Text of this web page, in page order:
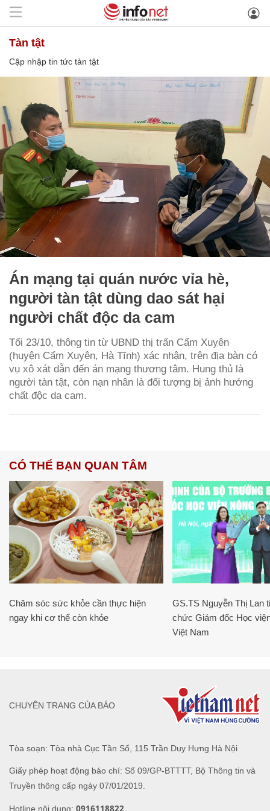
tàn tật
Cập nhập tin tức tàn tật
Án mạng tại quán nước vỉa hè,
người tàn tật dùng dao sát hại
người chất độc da cam
Tối 23/10, thông tin từ UBND thị trấn Cẩm Xuyên
(huyện Cẩm Xuyên, Hà Tĩnh) xác nhận, trên địa bàn có
vụ xô xát dẫn đến án mạng thương tâm. Hung thủ là
người tàn tật, còn nạn nhân là đối tượng bị ảnh hưởng
chất độc da cam.
CÓ THỂ BẠN QUAN TÂM
Chăm sóc sức khỏe cần thực hiện
ngay khi cơ thể còn khỏe
GS.TS Nguyễn Thị Lan
chức Giám đốc Học
Việt Nam
Tòa soạn: Tòa nhà Cục Tần Số, 115 Trần Duy Hưng Hà Nội
Giấy phép hoạt động báo chí: Số 09/GP-BTTTT, Bộ Thông tin và
Truyền thông cấp ngày 07/01/2019.
Hotline nội dung: 0916118822
CHUYÊN TRANG CỦA BÁO